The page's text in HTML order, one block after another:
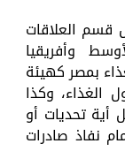
قسم العلاقات
وأفريقيا
بمصر كهيئة
الغذاء، وكذا
أية تحديات أو
نفاذ صادرات